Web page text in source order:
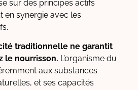
sur des principes actifs
en synergie avec les
traditionnelle ne garantit
le nourrisson. L’organisme du
aux substances
et ses capacités